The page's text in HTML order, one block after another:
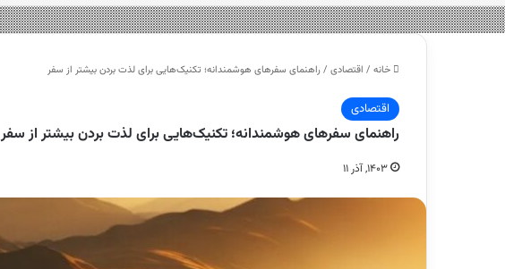
خانه / اقتصادی /راهنمای سفرهای هوشمندانه؛ تکنیک‌هایی برای لذت بردن بیشتر از سفر
اقتصادی
راهنمای سفرهای هوشمندانه؛ تکنیک‌هایی برای لذت بردن بیشتر از سفر
۱۴۰۳, آذر ۱۱